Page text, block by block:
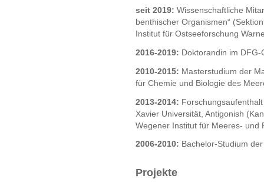
seit 2019: Wissenschaftliche
benthischer Organismen“
Institut für Ostseeforschung
2016-2019: Doktorandin im
2010-2015: Masterstudium der
für Chemie und Biologie des
2013-2014:
Xavier Universität, Antigonish
Wegener Institut für Meeres- und
2006-2010: Bachelor-Studium
Projekte